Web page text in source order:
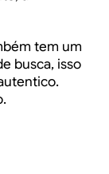
tem um
busca, isso